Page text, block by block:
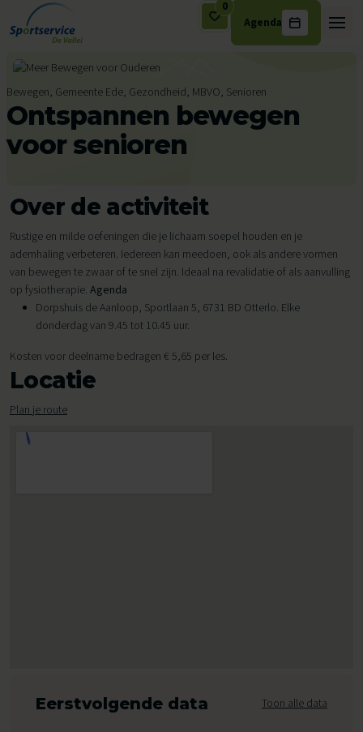
Ga naar de inhoud
0
Agenda
Bewegen, Gemeente Ede, Gezondheid, MBVO, Senioren
Ontspannen bewegen
voor senioren
Over de activiteit
Rustige en milde oefeningen die je lichaam soepel houden en je
ademhaling verbeteren. Iedereen kan meedoen, ook als andere vormen
van bewegen te zwaar of te snel zijn. Ideaal na revalidatie of als aanvulling
op fysiotherapie. Agenda
Dorpshuis de Aanloop, Sportlaan 5, 6731 BD Otterlo. Elke
donderdag van 9.45 tot 10.45 uur.
Kosten voor deelname bedragen € 5,65 per les.
Locatie
Plan je route
Eerstvolgende data Toon alle data